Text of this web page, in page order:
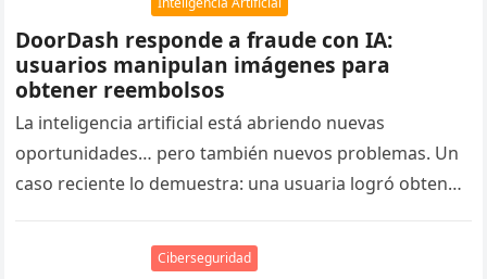
DoorDash responde a fraude con IA:
usuarios manipulan imágenes para
obtener reembolsos
La inteligencia artificial está abriendo nuevas
oportunidades… pero también nuevos problemas. Un
caso reciente lo demuestra: una usuaria logró obtener
Ciberseguridad